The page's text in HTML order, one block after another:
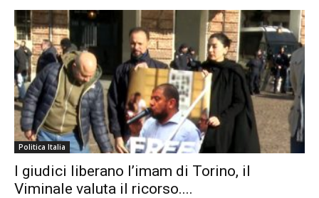
Politica Italia
I giudici liberano l’imam di Torino, il
Viminale valuta il ricorso....